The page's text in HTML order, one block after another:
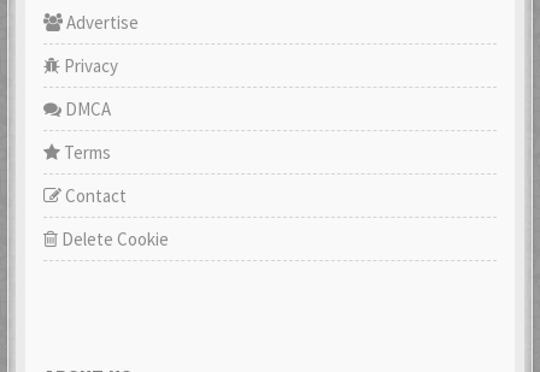
Advertise
Privacy
DMCA
Terms
Contact
Delete Cookie